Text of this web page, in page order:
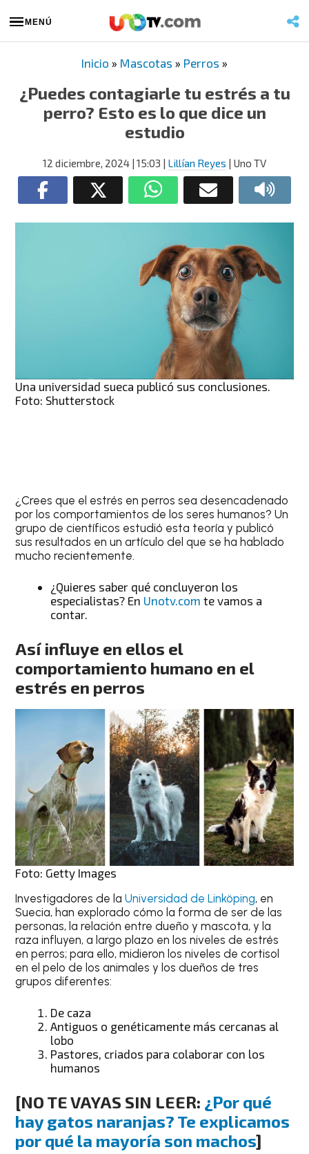
MENÚ
Inicio » Mascotas » Perros »
¿Puedes contagiarle tu estrés a tu
perro? Esto es lo que dice un
estudio
12 diciembre, 2024 | 15:03 | Lillían Reyes | Uno TV
Una universidad sueca publicó sus conclusiones.
Foto: Shutterstock
¿Crees que el estrés en perros sea desencadenado
por los comportamientos de los seres humanos? Un
grupo de científicos estudió esta teoría y publicó
sus resultados en un artículo del que se ha hablado
mucho recientemente.
¿Quieres saber qué concluyeron los
especialistas? En Unotv.comte vamos a
contar.
Así influye en ellos el
comportamiento humano en el
estrés en perros
Foto: Getty Images
Investigadores de laUniversidad de Linköping, en
Suecia, han explorado cómo la forma de ser de las
personas, la relación entre dueño y mascota, y la
raza influyen, a largo plazo en los niveles de estrés
en perros; para ello, midieron los niveles de cortisol
en el pelo de los animales y los dueños de tres
grupos diferentes:
De caza
Antiguos o genéticamente más cercanas al
lobo
Pastores, criados para colaborar con los
humanos
[NO TE VAYAS SIN LEER: ¿Por qué
hay gatos naranjas? Te explicamos
por qué la mayoría son machos]